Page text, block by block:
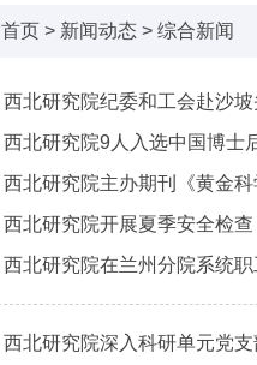
首页 > 新闻动态 > 综合新闻
西北研究院纪委和工会赴沙
西北研究院9人入选中国博士
西北研究院主办期刊《黄金
西北研究院开展夏季安全检查
西北研究院在兰州分院系统
西北研究院深入科研单元党